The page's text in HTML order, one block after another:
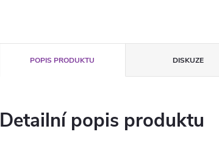
POPIS PRODUKTU DISKUZE
Detailní popis produktu